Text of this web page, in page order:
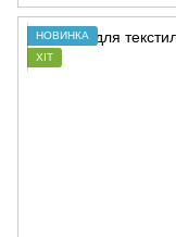
НОВИНКА
ХІТ